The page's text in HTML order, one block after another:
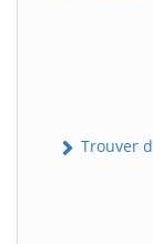
Trouver